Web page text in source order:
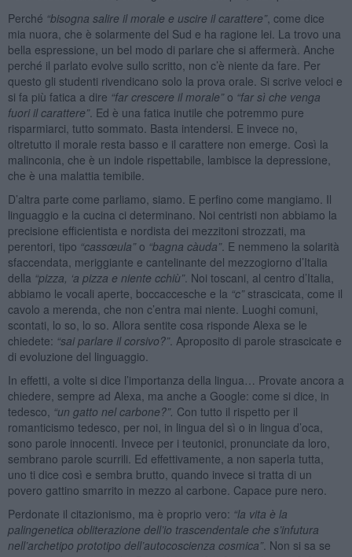
Perché “bisogna salire il morale e uscire il carattere”, come dice
mia nuora, che è solarmente del Sud e ha ragione lei. La trovo una
bella espressione, un bel modo di parlare che si affermerà. Anche
perché il parlato evolve sullo scritto, non c’è niente da fare. Per
questo gli studenti rivendicano solo la prova orale. Si scrive veloci e
si fa più fatica a dire “far crescere il morale” o “far sì che venga
fuori il carattere”. Ed è una fatica inutile che potremmo pure
risparmiarci, tutto sommato. Basta intendersi. E invece no,
oltretutto il morale resta basso e il carattere non emerge. Così la
malinconia, che è un indole rispettabile, lambisce la depressione,
che è una malattia temibile.
D’altra parte come parliamo, siamo. E perfino come mangiamo. Il
linguaggio e la cucina ci determinano. Noi centristi non abbiamo la
precisione efficientista e nordista dei mezzitoni strozzati, ma
perentori, tipo “cassœula”o “bagna càuda”. E nemmeno la solarità
sfaccendata, meriggiante e cantelinante del mezzogiorno d’Italia
della “pizza, ‘a pizza e niente cchiù”. Noi toscani, al centro d’Italia,
abbiamo le vocali aperte, boccaccesche e la “c” strascicata, come il
cavolo a merenda, che non c’entra mai niente. Luoghi comuni,
scontati, lo so, lo so. Allora sentite cosa risponde Alexa se le
chiedete: “sai parlare il corsivo?”. Aproposito di parole strascicate e
di evoluzione del linguaggio.
In effetti, a volte si dice l’importanza della lingua… Provate ancora a
chiedere, sempre ad Alexa, ma anche a Google: come si dice, in
tedesco, “un gatto nel carbone?”. Con tutto il rispetto per il
romanticismo tedesco, per noi, in lingua del sì o in lingua d’oca,
sono parole innocenti. Invece per i teutonici, pronunciate da loro,
sembrano parole scurrili. Ed effettivamente, a non saperla tutta,
uno ti dice così e sembra brutto, quando invece si tratta di un
povero gattino smarrito in mezzo al carbone. Capace pure nero.
Perdonate il citazionismo, ma è proprio vero: “la vita è la
palingenetica obliterazione dell’io trascendentale che s’infutura
nell’archetipo prototipo dell’autocoscienza cosmica”. Non si sa se